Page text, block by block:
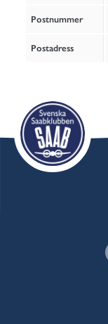
Postnummer
Postadress